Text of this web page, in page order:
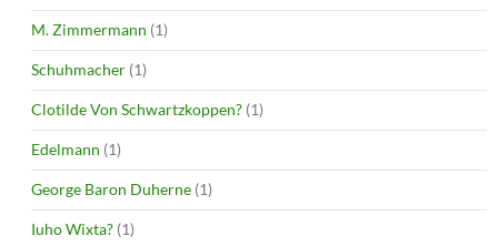
M. Zimmermann (1)
Schuhmacher (1)
Clotilde Von Schwartzkoppen? (1)
Edelmann (1)
George Baron Duherne (1)
Iuho Wixta? (1)